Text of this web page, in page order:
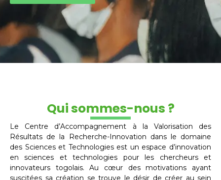
Qui sommes-nous ?
Le Centre d’Accompagnement à la Valorisation des
Résultats de la Recherche-Innovation dans le domaine
des Sciences et Technologies est un espace d’innovation
en sciences et technologies pour les chercheurs et
innovateurs togolais. Au cœur des motivations ayant
suscitées sa création se trouve le désir de créer au sein